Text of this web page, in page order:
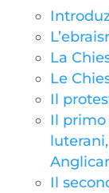
La
Le
Il
Il
Il